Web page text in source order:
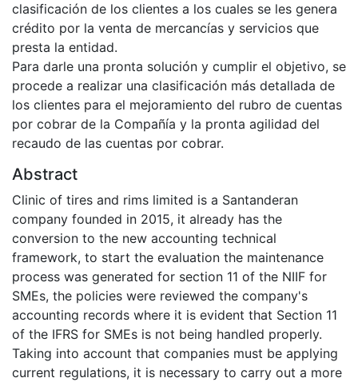
clasificación de los clientes a los cuales se les genera
crédito por la venta de mercancías y servicios que
presta la entidad.
Para darle una pronta solución y cumplir el objetivo, se
procede a realizar una clasificación más detallada de
los clientes para el mejoramiento del rubro de cuentas
por cobrar de la Compañía y la pronta agilidad del
recaudo de las cuentas por cobrar.
Abstract
Clinic of tires and rims limited is a Santanderan
company founded in 2015, it already has the
conversion to the new accounting technical
framework, to start the evaluation the maintenance
process was generated for section 11 of the NIIF for
SMEs, the policies were reviewed the company's
accounting records where it is evident that Section 11
of the IFRS for SMEs is not being handled properly.
Taking into account that companies must be applying
current regulations, it is necessary to carry out a more